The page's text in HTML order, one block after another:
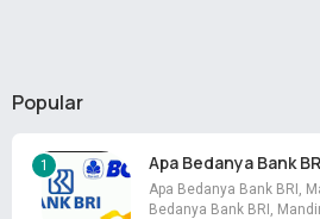
Popular
Apa Bedanya Bank
Apa Bedanya Bank BRI,
Bedanya Bank BRI,